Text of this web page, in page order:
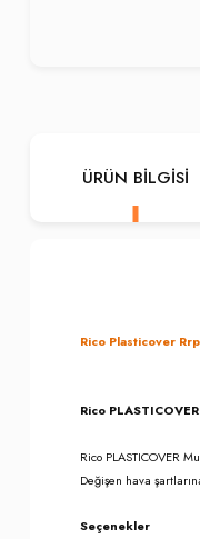
ÜRÜN BILGISI
Rico Plasticover
Rico PLASTICOVER
Rico PLASTICOVER
Değişen hava
Seçenekler